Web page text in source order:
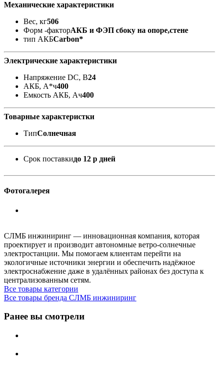
Механические характеристики
Вес, кг506
Форм -факторАКБ и ФЭП сбоку на опоре,стене
тип АКБCarbon*
Электрические характеристики
Напряжение DC, В24
АКБ, А*ч400
Емкость АКБ, Ач400
Товарные характеристки
ТипСолнечная
Срок поставкидо 12 р дней
Фотогалерея
СЛМБ инжиниринг — инновационная компания, которая
проектирует и производит автономные ветро‑солнечные
электростанции. Мы помогаем клиентам перейти на
экологичные источники энергии и обеспечить надёжное
электроснабжение даже в удалённых районах без доступа к
централизованным сетям.
Все товары категории
Все товары бренда СЛМБ инжиниринг
Ранее вы смотрели